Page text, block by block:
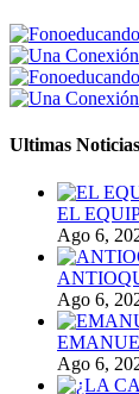
Ultimas Noticias
EL
Ago 6,
Ago 6,
Ago 6,